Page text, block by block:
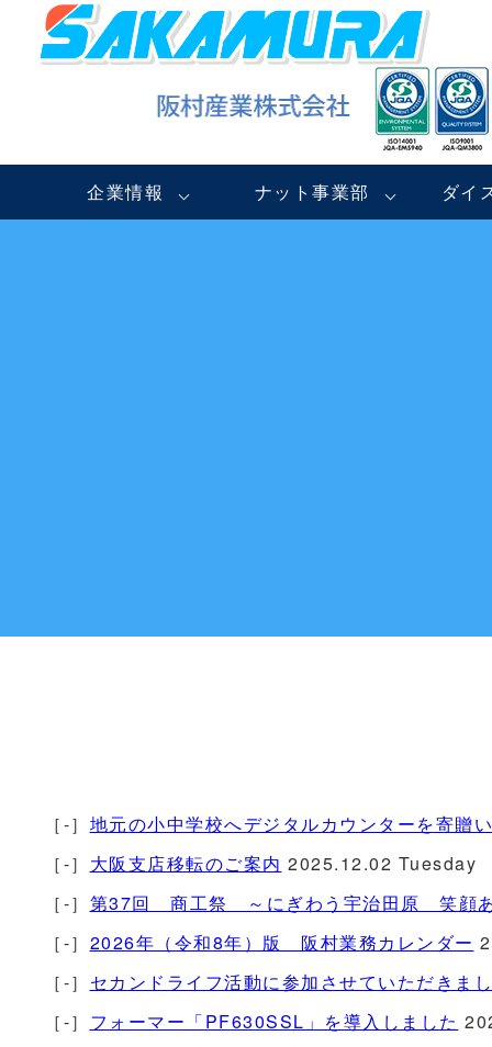
企業情報 ナット事業部 ダイ
［-］ 地元の小中学校へデジタルカウンターを寄贈
［-］ 大阪支店移転のご案内 2025.12.02 Tuesday
［-］ 第37回 商工祭 ～にぎわう宇治田原 笑顔
［-］ 2026年（令和8年）版 阪村業務カレンダー
［-］ セカンドライフ活動に参加させていただきま
［-］ フォーマー「PF630SSL」を導入しました